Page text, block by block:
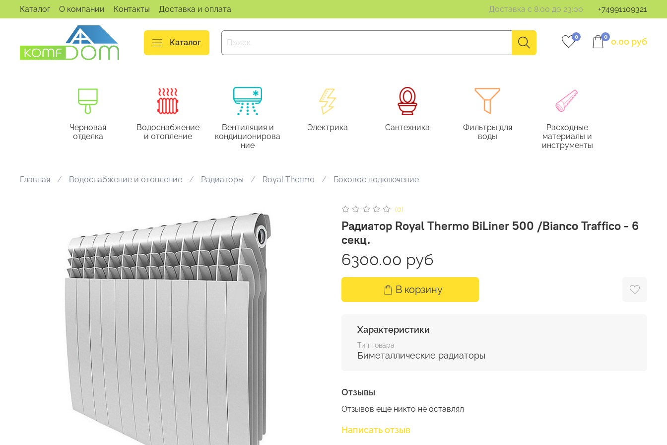
Каталог О компании Контакты Доставка и оплата Доставка с 8:00 до 23:00 +74991109321
Каталог
0 0 0.00 руб
Черновая
отделка
Водоснабжение
и отопление
Вентиляция и
кондиционирова
ние
Электрика Сантехника
Фильтры для
воды
Расходные
материалы и
инструменты
Главная Водоснабжение и отопление Радиаторы Royal Thermo Боковое подключение
(0)
Радиатор Royal Thermo BiLiner 500 /Bianco Traffico - 6
секц.
6300.00 руб
В корзину
Характеристики
Тип товара
Биметаллические радиаторы
Отзывы
Отзывов еще никто не оставлял
Написать отзыв